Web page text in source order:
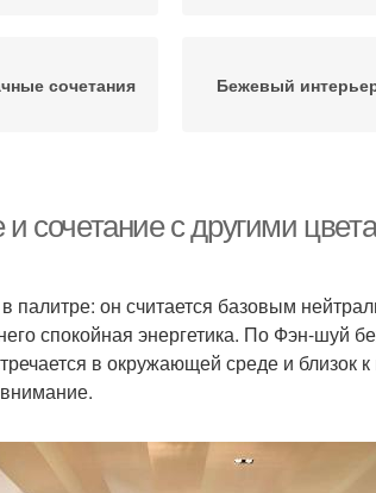
сочетания Бежевый
цвете
с
Бело-розовый
интерьер
интерьер
сочетание с другими
палитре: он считается базовым
спокойная энергетика. По Фэн-шуй
в окружающей среде и близок